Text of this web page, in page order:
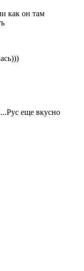
как он там
еще вкусно